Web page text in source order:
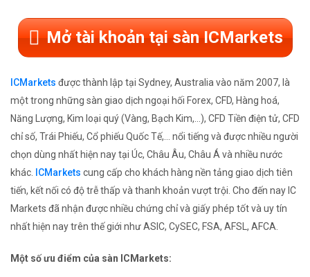
Mở tài khoản tại sàn ICMarkets
ICMarkets được thành lập tại Sydney, Australia vào năm 2007, là
một trong những sàn giao dịch ngoại hối Forex, CFD, Hàng hoá,
Năng Lượng, Kim loại quý (Vàng, Bạch Kim,...), CFD Tiền điện tử, CFD
chỉ số, Trái Phiếu, Cổ phiếu Quốc Tế,... nổi tiếng và được nhiều người
chọn dùng nhất hiện nay tại Úc, Châu Âu, Châu Á và nhiều nước
khác. ICMarkets cung cấp cho khách hàng nền tảng giao dịch tiên
tiến, kết nối có độ trễ thấp và thanh khoản vượt trội. Cho đến nay IC
Markets đã nhận được nhiều chứng chỉ và giấy phép tốt và uy tín
nhất hiện nay trên thế giới như ASIC, CySEC, FSA, AFSL, AFCA.
Một số ưu điểm của sàn ICMarkets: